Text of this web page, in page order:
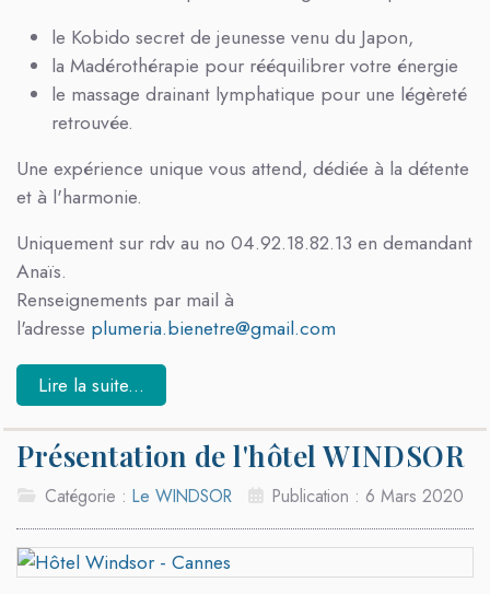
le Kobido secret de jeunesse venu du Japon,
la Madérothérapie pour rééquilibrer votre énergie
le massage drainant lymphatique pour une légèreté
retrouvée.
Une expérience unique vous attend, dédiée à la détente
et à l'harmonie.
Uniquement sur rdv au no 04.92.18.82.13 en demandant
Anaïs.
Renseignements par mail à
l'adresse plumeria.bienetre@gmail.com
Lire la suite...
Présentation de l'hôtel WINDSOR
Catégorie :Le WINDSOR Publication : 6 Mars 2020